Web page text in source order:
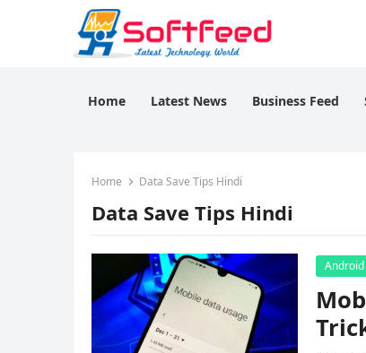
Home Latest News Business Feed
Home Data Save Tips Hindi
Data Save Tips Hindi
Android